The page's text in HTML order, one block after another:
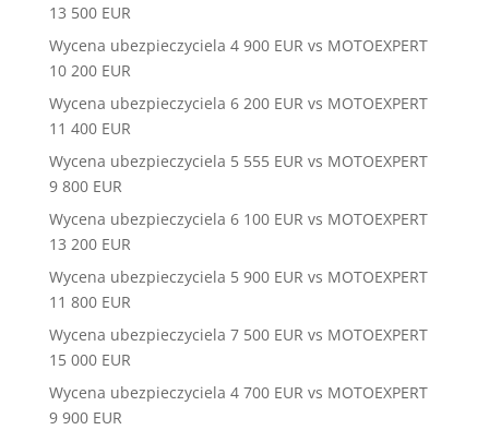
13 500 EUR
Wycena ubezpieczyciela 4 900 EUR vs MOTOEXPERT
10 200 EUR
Wycena ubezpieczyciela 6 200 EUR vs MOTOEXPERT
11 400 EUR
Wycena ubezpieczyciela 5 555 EUR vs MOTOEXPERT
9 800 EUR
Wycena ubezpieczyciela 6 100 EUR vs MOTOEXPERT
13 200 EUR
Wycena ubezpieczyciela 5 900 EUR vs MOTOEXPERT
11 800 EUR
Wycena ubezpieczyciela 7 500 EUR vs MOTOEXPERT
15 000 EUR
Wycena ubezpieczyciela 4 700 EUR vs MOTOEXPERT
9 900 EUR